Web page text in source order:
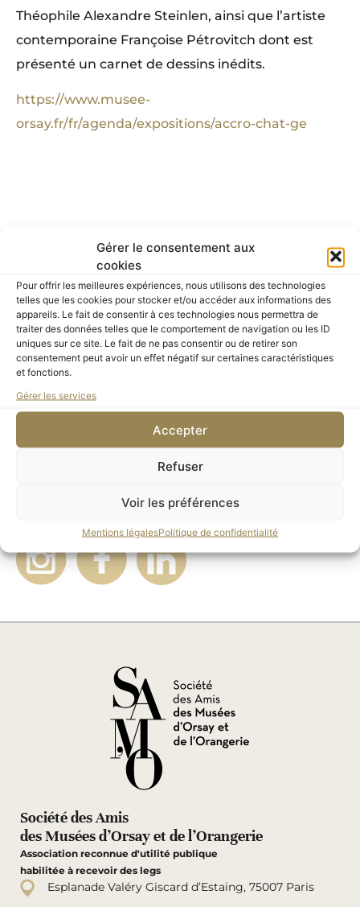
Gérer le consentement aux
cookies
Pour offrir les meilleures expériences, nous utilisons des technologies
telles que les cookies pour stocker et/ou accéder aux informations des
appareils. Le fait de consentir à ces technologies nous permettra de
traiter des données telles que le comportement de navigation ou les ID
uniques sur ce site. Le fait de ne pas consentir ou de retirer son
consentement peut avoir un effet négatif sur certaines caractéristiques
et fonctions.
Gérer les services
Accepter
Refuser
Voir les préférences
Mentions légalesPolitique de confidentialité
Théophile Alexandre Steinlen, ainsi que l’artiste
contemporaine Françoise Pétrovitch dont est
présenté un carnet de dessins inédits.
https://www.musee-
orsay.fr/fr/agenda/expositions/accro-chat-ge
RETOUR À LA PROGRAMMATION
Recevez la Lettre des Amis
Des rendez-vous exclusifs, l’actualité culturelle parisienne,
Suivez-nous
Société des Amis
des Musées d’Orsay et de l’Orangerie
Association reconnue d'utilité publique
habilitée à recevoir des legs
Esplanade Valéry Giscard d’Estaing, 75007 Paris